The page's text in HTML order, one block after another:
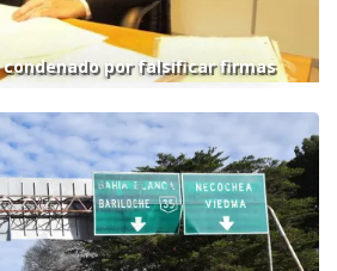
por falsificar firmas